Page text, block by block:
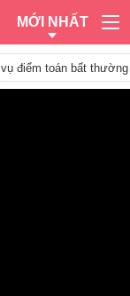
MỚI NHẤT
vụ điểm toán bất